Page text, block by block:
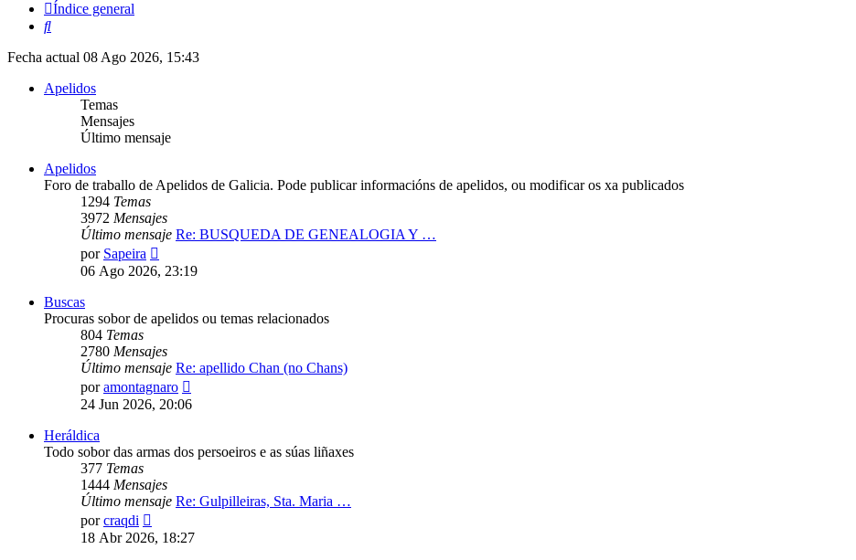
Índice general
Buscar
Fecha actual 08 Ago 2026, 15:43
Apelidos
Temas
Mensajes
Último mensaje
Apelidos
Foro de traballo de Apelidos de Galicia. Pode publicar informacións de apelidos, ou modificar os xa publicados
1294 Temas
3972 Mensajes
Último mensaje Re: BUSQUEDA DE GENEALOGIA Y …
por Sapeira
último
06 Ago 2026, 23:19
Buscas
Procuras sobor de apelidos ou temas relacionados
804 Temas
2780 Mensajes
Último mensaje Re: apellido Chan (no Chans)
poramontagnaro
último
24 Jun 2026, 20:06
Heráldica
Todo sobor das armas dos persoeiros e as súas liñaxes
377 Temas
1444 Mensajes
Último mensaje Re: Gulpilleiras, Sta. Maria …
porcraqdi
último
18 Abr 2026, 18:27